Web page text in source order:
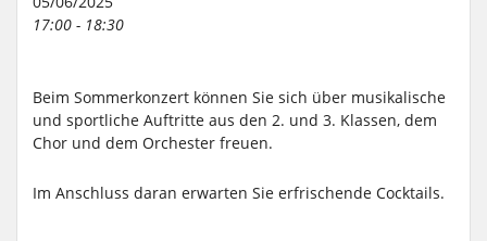
17:00 - 18:30
Beim Sommerkonzert können Sie sich über musikalische
und sportliche Auftritte aus den 2. und 3. Klassen, dem
Chor und dem Orchester freuen.
Im Anschluss daran erwarten Sie erfrischende Cocktails.